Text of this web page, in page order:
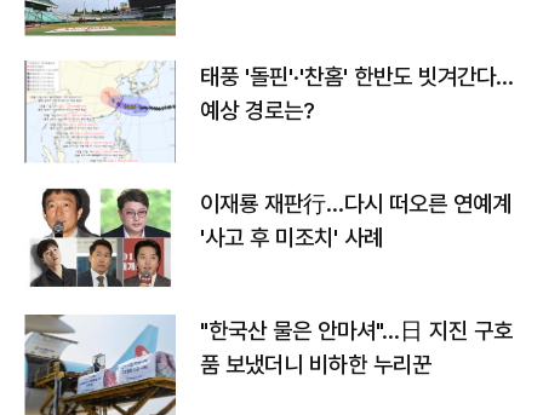
태풍 '돌핀'·'찬홈' 한반도 빗겨간다…
예상 경로는?
이재룡 재판行…다시 떠오른 연예계
'사고 후 미조치' 사례
"한국산 물은 안마셔"…日 지진 구호
품 보냈더니 비하한 누리꾼